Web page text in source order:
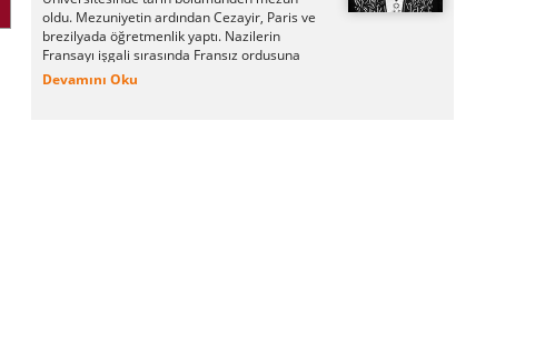
oldu. Mezuniyetin ardından Cezayir, Paris ve
brezilyada öğretmenlik yaptı. Nazilerin
Fransayı işgali sırasında Fransız ordusuna
teğmen olarak atandı Almanlar tarafından
Devamını Oku